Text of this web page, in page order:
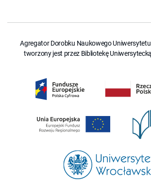
Agregator Dorobku Naukowego Uniwersytetu
tworzony jest przez Bibliotekę